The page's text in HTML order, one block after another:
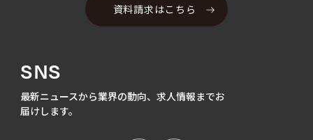
資料請求はこちら
SNS
最新ニュースから業界の動向、 求人情報までお
届けします。